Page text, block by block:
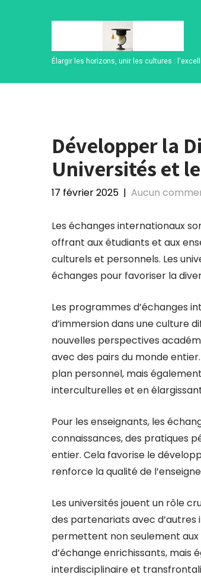
Élargir les horizons, unir les cultures :
Développer la
Universités et
17 février 2025 | Aucun
Les échanges internationaux
offrant aux étudiants et aux
culturels et personnels. Les
échanges pour favoriser la
Les programmes d’échanges
d’immersion dans une culture
nouvelles perspectives
avec des pairs du monde
plan personnel, mais
interculturelles et en
Pour les enseignants, les
connaissances, des pratiques
entier. Cela favorise le
renforce la qualité de
Les universités jouent un rôle
des partenariats avec
permettent non seulement
d’échange enrichissants,
interdisciplinaire et